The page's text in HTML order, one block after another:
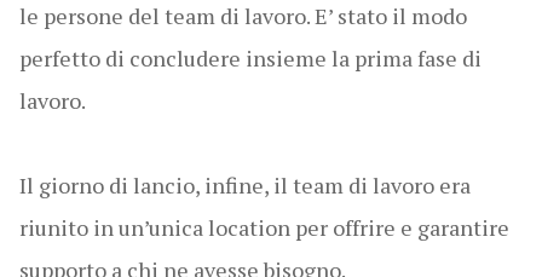
le persone del team di lavoro. E’ stato il modo
perfetto di concludere insieme la prima fase di
lavoro.
Il giorno di lancio, infine, il team di lavoro era
riunito in un’unica location per offrire e garantire
supporto a chi ne avesse bisogno.